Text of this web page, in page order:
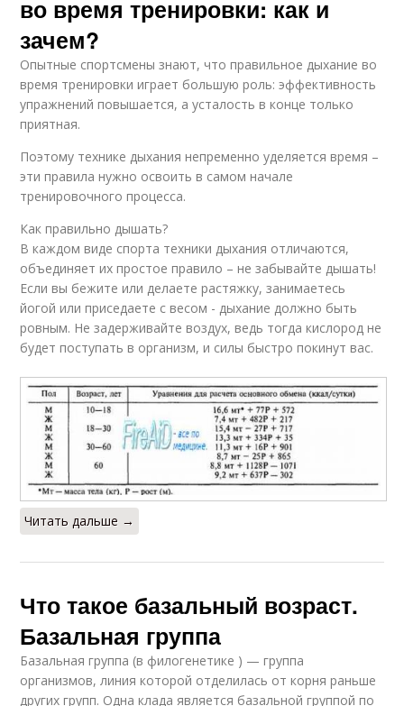
во время тренировки: как и
зачем?
Опытные спортсмены знают, что правильное дыхание во
время тренировки играет большую роль: эффективность
упражнений повышается, а усталость в конце только
приятная.
Поэтому технике дыхания непременно уделяется время –
эти правила нужно освоить в самом начале
тренировочного процесса.
Как правильно дышать?
В каждом виде спорта техники дыхания отличаются,
объединяет их простое правило – не забывайте дышать!
Если вы бежите или делаете растяжку, занимаетесь
йогой или приседаете с весом - дыхание должно быть
ровным. Не задерживайте воздух, ведь тогда кислород не
будет поступать в организм, и силы быстро покинут вас.
Читать дальше →
Что такое базальный возраст.
Базальная группа
Базальная группа (в филогенетике ) — группа
организмов, линия которой отделилась от корня раньше
других групп. Одна клада является базальной группой по